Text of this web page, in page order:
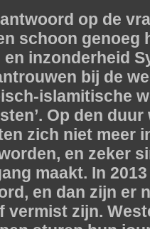
op de
schoon genoeg
inzonderheid
bij de
islamitische
Op den duur
zich niet meer
en zeker
maakt. In
en dan zijn er
vermist zijn.